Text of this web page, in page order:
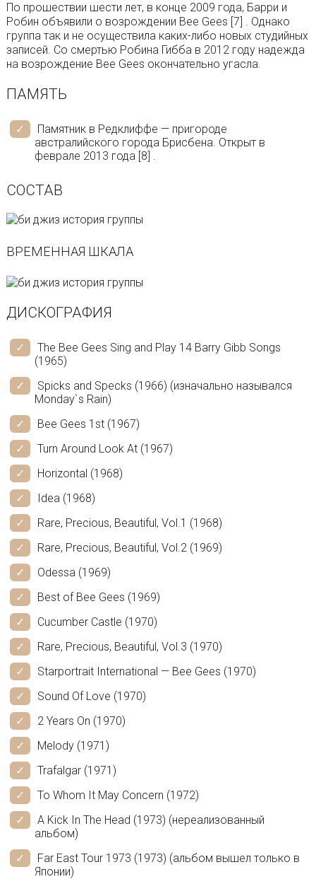
По прошествии шести лет, в конце 2009 года, Барри и
Робин объявили о возрождении Bee Gees [7] . Однако
группа так и не осуществила каких-либо новых студийных
записей. Со смертью Робина Гибба в 2012 году надежда
на возрождение Bee Gees окончательно угасла.
ПАМЯТЬ
Памятник в Редклиффе — пригороде
австралийского города Брисбена. Открыт в
феврале 2013 года [8] .
СОСТАВ
ВРЕМЕННАЯ ШКАЛА
ДИСКОГРАФИЯ
The Bee Gees Sing and Play 14 Barry Gibb Songs
(1965)
Spicks and Specks (1966) (изначально назывался
Monday`s Rain)
Bee Gees 1st (1967)
Turn Around Look At (1967)
Horizontal (1968)
Idea (1968)
Rare, Precious, Beautiful, Vol.1 (1968)
Rare, Precious, Beautiful, Vol.2 (1969)
Odessa (1969)
Best of Bee Gees (1969)
Cucumber Castle (1970)
Rare, Precious, Beautiful, Vol.3 (1970)
Starportrait International — Bee Gees (1970)
Sound Of Love (1970)
2 Years On (1970)
Melody (1971)
Trafalgar (1971)
To Whom It May Concern (1972)
A Kick In The Head (1973) (нереализованный
альбом)
Far East Tour 1973 (1973) (альбом вышел только в
Японии)